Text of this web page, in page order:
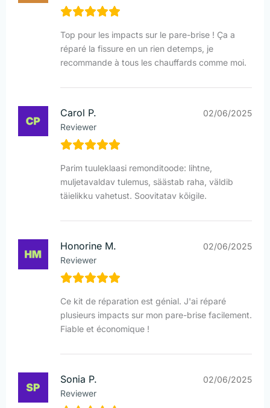
Top pour les impacts sur le pare-brise ! Ça a
réparé la fissure en un rien detemps, je
recommande à tous les chauffards comme moi.
Carol P.
Reviewer
02/06/2025
Parim tuuleklaasi remonditoode: lihtne,
muljetavaldav tulemus, säästab raha, väldib
täielikku vahetust. Soovitatav kõigile.
Honorine M.
Reviewer
02/06/2025
Ce kit de réparation est génial. J'ai réparé
plusieurs impacts sur mon pare-brise facilement.
Fiable et économique !
Sonia P.
Reviewer
02/06/2025